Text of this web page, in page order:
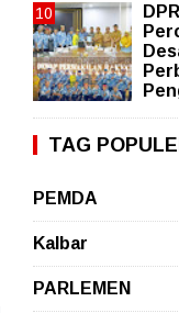
TAG
PEMDA
Kalbar
PARLEMEN